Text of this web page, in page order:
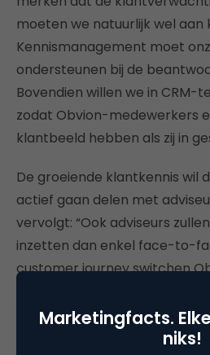
moeten we natuurlijk wel aan
Kennismanagement moet
ondersteunen bij de
Bovendien willen we in CRM-
zodat Obvion-medewerkers
klantbeeld hebben als zij in
De groeiende klantkennis wil
actief gaan delen met
vervolgt: “Ook adviseurs
inzetten dan enkel face-to-
customer journey switchen
prospects in toenemende
en Obvion. Online en offline.
taak om de klantreis zo
Marketingfacts.
niks!